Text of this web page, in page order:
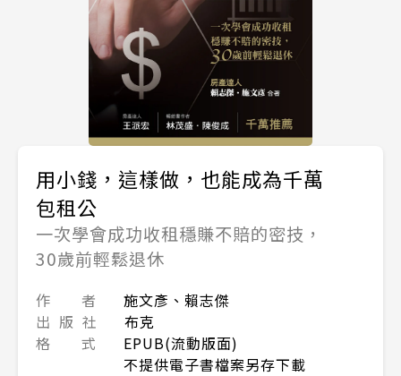
用小錢，這樣做，也能成為千萬
包租公
一次學會成功收租穩賺不賠的密技，
30歲前輕鬆退休
作 者
施文彥、賴志傑
出 版 社
布克
格 式
EPUB(流動版面)
不提供電子書檔案另存下載